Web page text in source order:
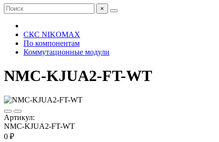
×
СКС NIKOMAX
По компонентам
Коммутационные модули
NMC-KJUA2-FT-WT
Артикул:
NMC-KJUA2-FT-WT
0 ₽